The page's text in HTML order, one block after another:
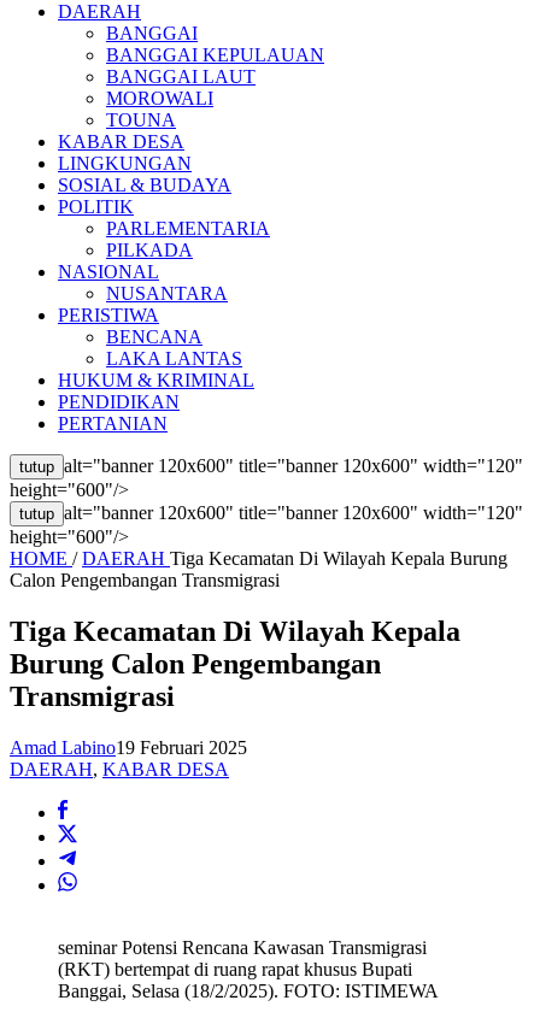
DAERAH
BANGGAI
BANGGAI KEPULAUAN
BANGGAI LAUT
MOROWALI
TOUNA
KABAR DESA
LINGKUNGAN
SOSIAL & BUDAYA
POLITIK
PARLEMENTARIA
PILKADA
NASIONAL
NUSANTARA
PERISTIWA
BENCANA
LAKA LANTAS
HUKUM & KRIMINAL
PENDIDIKAN
PERTANIAN
tutup alt="banner 120x600" title="banner 120x600" width="120"
height="600"/>
tutup alt="banner 120x600" title="banner 120x600" width="120"
height="600"/>
HOME / DAERAH Tiga Kecamatan Di Wilayah Kepala Burung
Calon Pengembangan Transmigrasi
Tiga Kecamatan Di Wilayah Kepala
Burung Calon Pengembangan
Transmigrasi
Amad Labino19 Februari 2025
DAERAH, KABAR DESA
seminar Potensi Rencana Kawasan Transmigrasi
(RKT) bertempat di ruang rapat khusus Bupati
Banggai, Selasa (18/2/2025). FOTO: ISTIMEWA